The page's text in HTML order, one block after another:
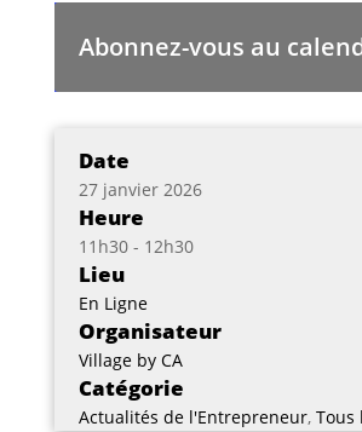
Abonnez-vous au
Date
27 janvier 2026
Heure
11h30 - 12h30
Lieu
En Ligne
Organisateur
Village by CA
Catégorie
Actualités de l'Entrepreneur, Tous